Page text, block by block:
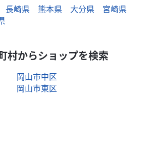
長崎県 熊本県 大分県
宮崎県
村からショップを検索
岡山市中区
岡山市東区